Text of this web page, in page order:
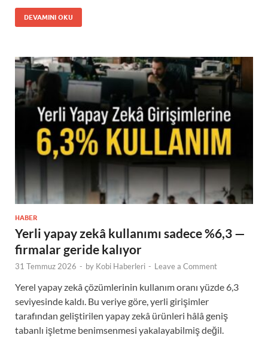
DEVAMINI OKU
HABER
Yerli yapay zekâ kullanımı sadece %6,3 —
firmalar geride kalıyor
31 Temmuz 2026 - by Kobi Haberleri - Leave a Comment
Yerel yapay zekâ çözümlerinin kullanım oranı yüzde 6,3
seviyesinde kaldı. Bu veriye göre, yerli girişimler
tarafından geliştirilen yapay zekâ ürünleri hâlâ geniş
tabanlı işletme benimsenmesi yakalayabilmiş değil.